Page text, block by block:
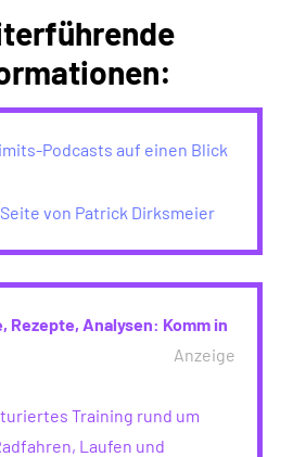
Podcasts auf einen Blick
von Patrick Dirksmeier
Rezepte, Analysen: Komm in
Anzeige
Training rund um
Laufen und